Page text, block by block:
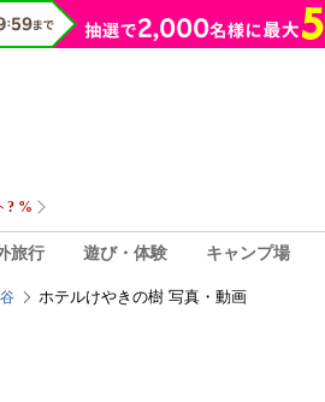
旅行 遊び・体験 キャンプ場
ホテルけやきの樹 写真・動画